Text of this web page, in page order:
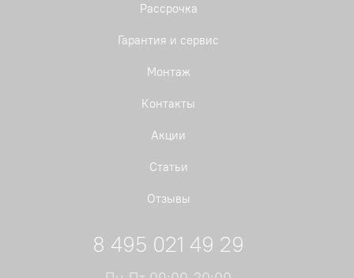
Рассрочка
Гарантия и сервис
Монтаж
Контакты
Акции
Статьи
Отзывы
8 495 021 49 29